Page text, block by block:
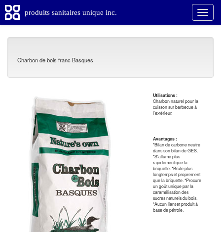
produits sanitaires unique inc.
Charbon de bois franc Basques
Utilisations :
Charbon naturel pour la
cuisson sur barbecue à
l'extérieur.
Avantages :
*Bilan de carbone neutre
dans son bilan de GES.
*S'allume plus
rapidement que la
briquette. *Brûle plus
longtemps et proprement
que la briquette. *Procure
un goût unique par la
caramélisation des
sucres naturels du bois.
*Aucun liant et produit à
base de pétrole.